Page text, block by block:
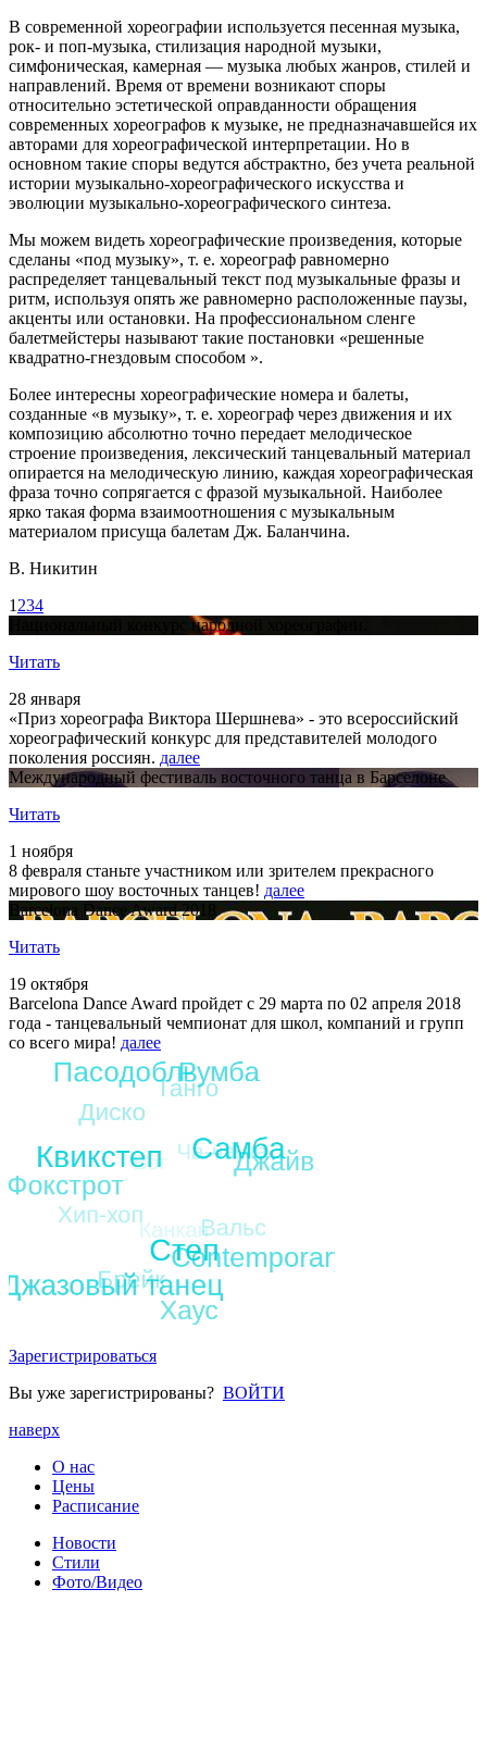
В современной хореографии используется песенная музыка,
рок- и поп-музыка, стилизация народной музыки,
симфоническая, камерная — музыка любых жанров, стилей и
направлений. Время от времени возникают споры
относительно эстетической оправданности обращения
современных хореографов к музыке, не предназначавшейся их
авторами для хореографической интерпретации. Но в
основном такие споры ведутся абстрактно, без учета реальной
истории музыкально-хореографического искусства и
эволюции музыкально-хореографического синтеза.
Мы можем видеть хореографические произведения, которые
сделаны «под музыку», т. е. хореограф равномерно
распределяет танцевальный текст под музыкальные фразы и
ритм, используя опять же равномерно расположенные паузы,
акценты или остановки. На профессиональном сленге
балетмейстеры называют такие постановки «решенные
квадратно-гнездовым способом ».
Более интересны хореографические номера и балеты,
созданные «в музыку», т. е. хореограф через движения и их
композицию абсолютно точно передает мелодическое
строение произведения, лексический танцевальный материал
опирается на мелодическую линию, каждая хореографическая
фраза точно сопрягается с фразой музыкальной. Наиболее
ярко такая форма взаимоотношения с музыкальным
материалом присуща балетам Дж. Баланчина.
В. Никитин
1 234
Национальный конкурс народной хореографии.
Читать
28 января
«Приз хореографа Виктора Шершнева» - это всероссийский
хореографический конкурс для представителей молодого
поколения россиян. далее
Международный фестиваль восточного танца в Барселоне
Читать
1 ноября
8 февраля станьте участником или зрителем прекрасного
мирового шоу восточных танцев! далее
Barcelona Dance Award 2018
Читать
19 октября
Barcelona Dance Award пройдет с 29 марта по 02 апреля 2018
года - танцевальный чемпионат для школ, компаний и групп
со всего мира! далее
Зарегистрироваться
Вы уже зарегистрированы? ВОЙТИ
наверх
О нас
Цены
Расписание
Новости
Стили
Фото/Видео